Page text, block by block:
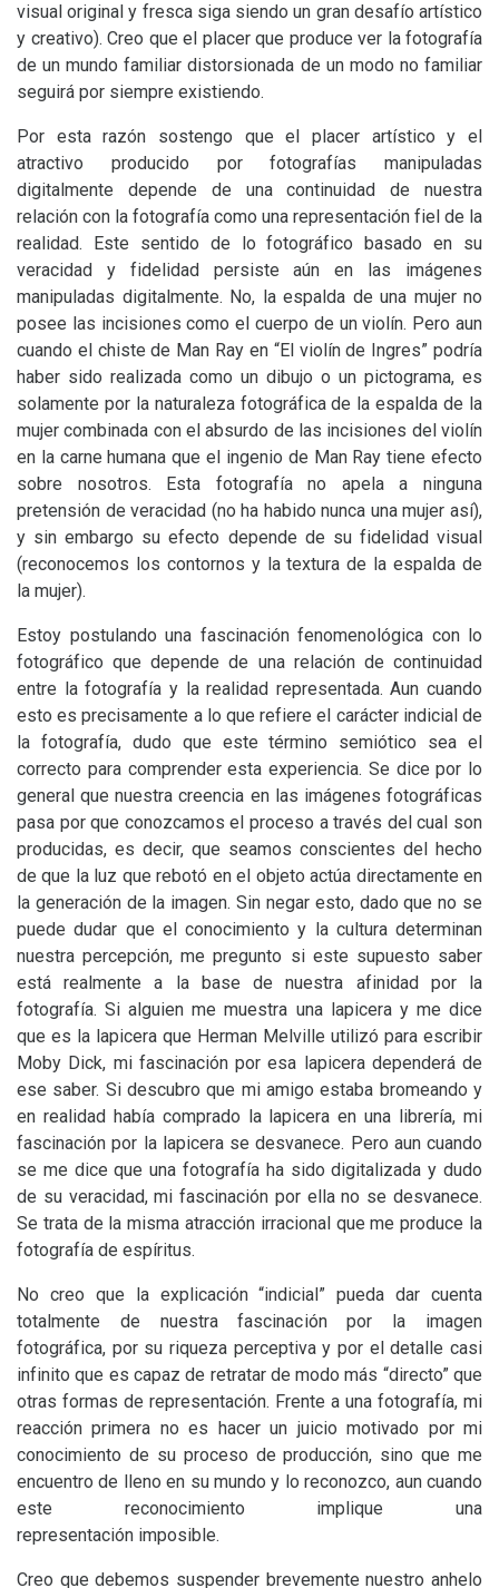
visual original y fresca siga siendo un gran desafío artístico
y creativo). Creo que el placer que produce ver la fotografía
de un mundo familiar distorsionada de un modo no familiar
seguirá por siempre existiendo.
Por esta razón sostengo que el placer artístico y el
atractivo producido por fotografías manipuladas
digitalmente depende de una continuidad de nuestra
relación con la fotografía como una representación fiel de la
realidad. Este sentido de lo fotográfico basado en su
veracidad y fidelidad persiste aún en las imágenes
manipuladas digitalmente. No, la espalda de una mujer no
posee las incisiones como el cuerpo de un violín. Pero aun
cuando el chiste de Man Ray en “El violín de Ingres” podría
haber sido realizada como un dibujo o un pictograma, es
solamente por la naturaleza fotográfica de la espalda de la
mujer combinada con el absurdo de las incisiones del violín
en la carne humana que el ingenio de Man Ray tiene efecto
sobre nosotros. Esta fotografía no apela a ninguna
pretensión de veracidad (no ha habido nunca una mujer así),
y sin embargo su efecto depende de su fidelidad visual
(reconocemos los contornos y la textura de la espalda de
la mujer).
Estoy postulando una fascinación fenomenológica con lo
fotográfico que depende de una relación de continuidad
entre la fotografía y la realidad representada. Aun cuando
esto es precisamente a lo que refiere el carácter indicial de
la fotografía, dudo que este término semiótico sea el
correcto para comprender esta experiencia. Se dice por lo
general que nuestra creencia en las imágenes fotográficas
pasa por que conozcamos el proceso a través del cual son
producidas, es decir, que seamos conscientes del hecho
de que la luz que rebotó en el objeto actúa directamente en
la generación de la imagen. Sin negar esto, dado que no se
puede dudar que el conocimiento y la cultura determinan
nuestra percepción, me pregunto si este supuesto saber
está realmente a la base de nuestra afinidad por la
fotografía. Si alguien me muestra una lapicera y me dice
que es la lapicera que Herman Melville utilizó para escribir
Moby Dick, mi fascinación por esa lapicera dependerá de
ese saber. Si descubro que mi amigo estaba bromeando y
en realidad había comprado la lapicera en una librería, mi
fascinación por la lapicera se desvanece. Pero aun cuando
se me dice que una fotografía ha sido digitalizada y dudo
de su veracidad, mi fascinación por ella no se desvanece.
Se trata de la misma atracción irracional que me produce la
fotografía de espíritus.
No creo que la explicación “indicial” pueda dar cuenta
totalmente de nuestra fascinación por la imagen
fotográfica, por su riqueza perceptiva y por el detalle casi
infinito que es capaz de retratar de modo más “directo” que
otras formas de representación. Frente a una fotografía, mi
reacción primera no es hacer un juicio motivado por mi
conocimiento de su proceso de producción, sino que me
encuentro de lleno en su mundo y lo reconozco, aun cuando
este reconocimiento implique una
representación imposible.
Creo que debemos suspender brevemente nuestro anhelo